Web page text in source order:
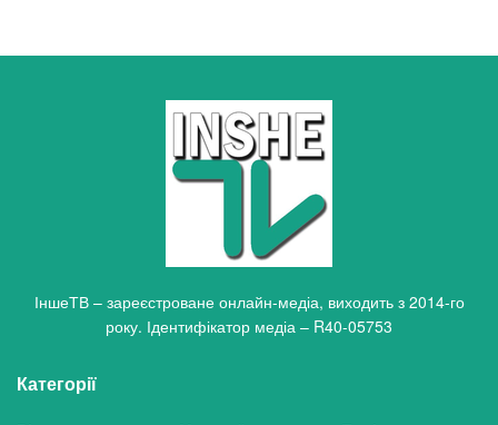
ІншеТВ – зареєстроване онлайн-медіа, виходить з 2014-го
року. Ідентифікатор медіа – R40-05753
Категорії